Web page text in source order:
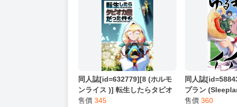
★ 其他說明
．實際上市到貨時間依出版社最終公布為主。
．商品如有【現貨】或【免運】，賣場都會特別註
．每位客人的訂單大廚都會用心對待，還請耐心
猜你喜歡